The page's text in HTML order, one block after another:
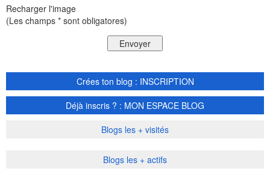
Recharger l'image
(Les champs * sont obligatores)
Crées ton blog : INSCRIPTION
Déjà inscris ? : MON ESPACE BLOG
Blogs les + visités
Blogs les + actifs